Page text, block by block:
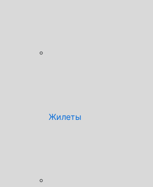
Жилеты